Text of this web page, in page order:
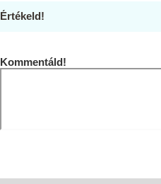
Értékeld!
Kommentáld!